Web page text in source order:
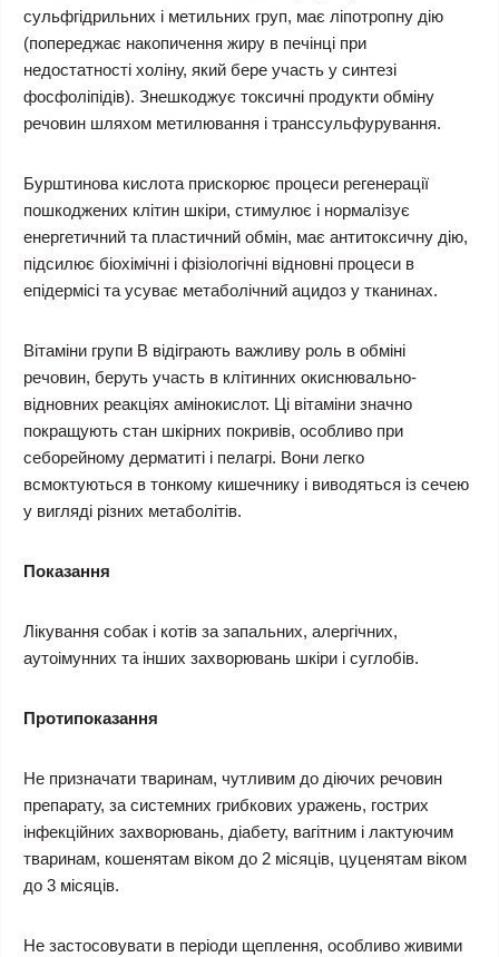
сульфгідрильних і метильних груп, має ліпотропну дію
(попереджає накопичення жиру в печінці при
недостатності холіну, який бере участь у синтезі
фосфоліпідів). Знешкоджує токсичні продукти обміну
речовин шляхом метилювання і транссульфурування.
Бурштинова кислота прискорює процеси регенерації
пошкоджених клітин шкіри, стимулює і нормалізує
енергетичний та пластичний обмін, має антитоксичну дію,
підсилює біохімічні і фізіологічні відновні процеси в
епідермісі та усуває метаболічний ацидоз у тканинах.
Вітаміни групи B відіграють важливу роль в обміні
речовин, беруть участь в клітинних окиснювально-
відновних реакціях амінокислот. Ці вітаміни значно
покращують стан шкірних покривів, особливо при
себорейному дерматиті і пелагрі. Вони легко
всмоктуються в тонкому кишечнику і виводяться із сечею
у вигляді різних метаболітів.
Показання
Лікування собак і котів за запальних, алергічних,
аутоімунних та інших захворювань шкіри і суглобів.
Протипоказання
Не призначати тваринам, чутливим до діючих речовин
препарату, за системних грибкових уражень, гострих
інфекційних захворювань, діабету, вагітним і лактуючим
тваринам, кошенятам віком до 2 місяців, цуценятам віком
до 3 місяців.
Не застосовувати в періоди щеплення, особливо живими